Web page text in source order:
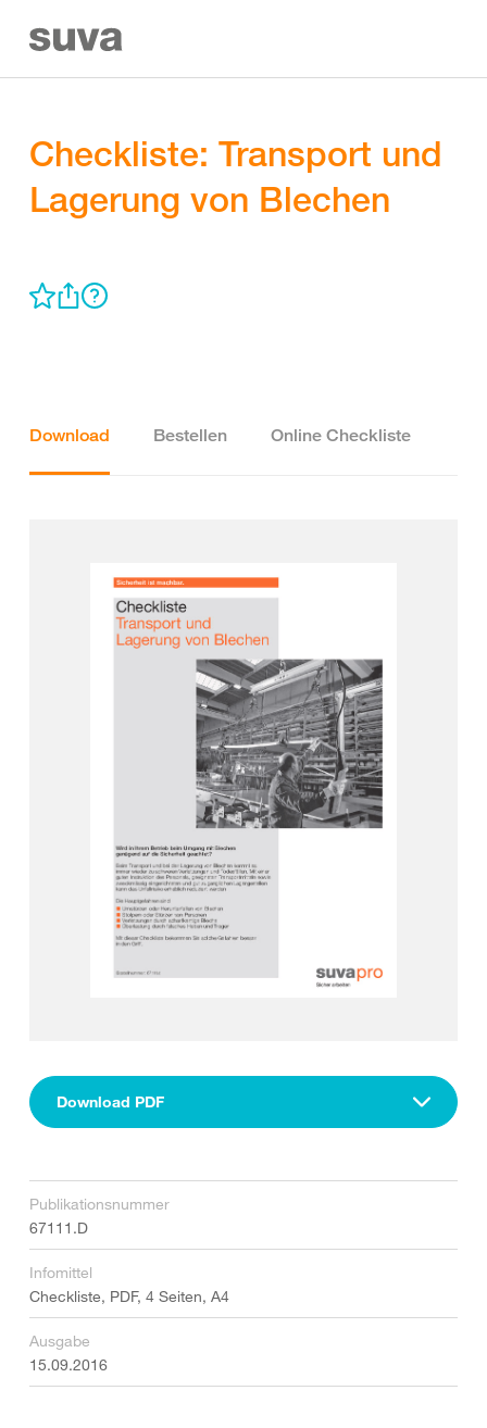
Checkliste: Transport und
Lagerung von Blechen
Download Bestellen Online Checkliste
Download PDF
Publikationsnummer
67111.D
Infomittel
Checkliste, PDF, 4 Seiten, A4
Ausgabe
15.09.2016